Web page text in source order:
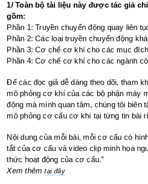
1/ Toàn bộ tài liệu này được tác giả
gồm:
Phần 1: Truyền chuyển động quay liên
Phần 2: Các loại truyền chuyển động
Phần 3: Cơ chế cơ khí cho các mục
Phần 4: Cơ chế cơ khí cho các ngành
Để các đọc giả dễ dàng theo dõi, tham
mô phỏng cơ khí của các bộ phận máy
động mà mình quan tâm, chúng tôi biên
mô phỏng cơ cấu cơ khí tại từng tin bài
Nội dung của mỗi bài, mỗi cơ cấu có
tắt của cơ cấu và video clip minh họa
thức hoạt động của cơ cấu.”
Xem thêmtại đây